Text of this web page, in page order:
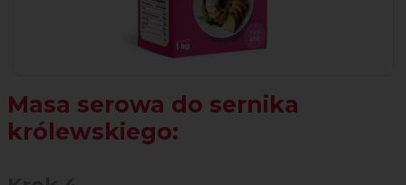
Masa serowa do sernika
królewskiego: